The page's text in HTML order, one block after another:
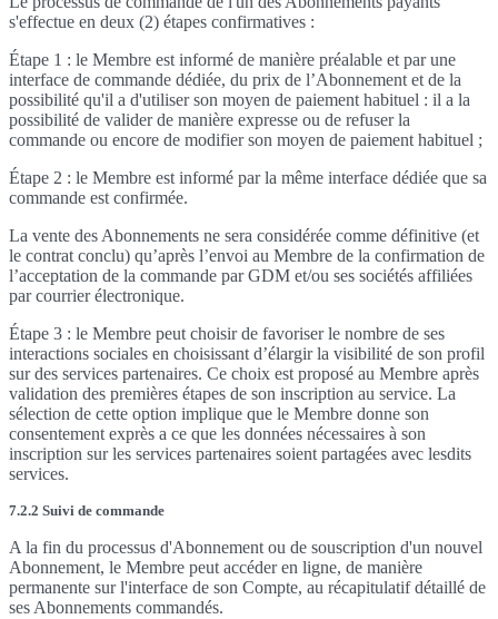
s'effectue en deux (2) étapes confirmatives :
Étape 1 : le Membre est informé de manière préalable et par une
interface de commande dédiée, du prix de l’Abonnement et de la
possibilité qu'il a d'utiliser son moyen de paiement habituel : il a la
possibilité de valider de manière expresse ou de refuser la
commande ou encore de modifier son moyen de paiement habituel ;
Étape 2 : le Membre est informé par la même interface dédiée que sa
commande est confirmée.
La vente des Abonnements ne sera considérée comme définitive (et
le contrat conclu) qu’après l’envoi au Membre de la confirmation de
l’acceptation de la commande par GDM et/ou ses sociétés affiliées
par courrier électronique.
Étape 3 : le Membre peut choisir de favoriser le nombre de ses
interactions sociales en choisissant d’élargir la visibilité de son profil
sur des services partenaires. Ce choix est proposé au Membre après
validation des premières étapes de son inscription au service. La
sélection de cette option implique que le Membre donne son
consentement exprès a ce que les données nécessaires à son
inscription sur les services partenaires soient partagées avec lesdits
services.
7.2.2 Suivi de commande
A la fin du processus d'Abonnement ou de souscription d'un nouvel
Abonnement, le Membre peut accéder en ligne, de manière
permanente sur l'interface de son Compte, au récapitulatif détaillé de
ses Abonnements commandés.